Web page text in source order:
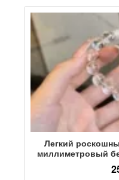
Легкий
миллиметровый
ленты с бантом,
браслет,